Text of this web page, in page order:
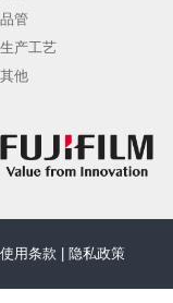
品管
生产工艺
其他
使用条款 | 隐私政策